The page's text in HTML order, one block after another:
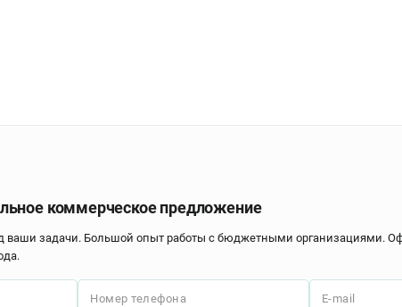
коммерческое предложение
ваши задачи. Большой опыт работы с бюджетными организациями.
Номер телефона E-mail